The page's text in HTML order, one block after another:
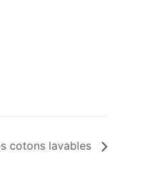
cotons lavables